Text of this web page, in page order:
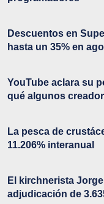
Descuentos en
hasta un 35% en
YouTube aclara su
qué algunos
La pesca de
11.206% interanual
El kirchnerista
adjudicación de